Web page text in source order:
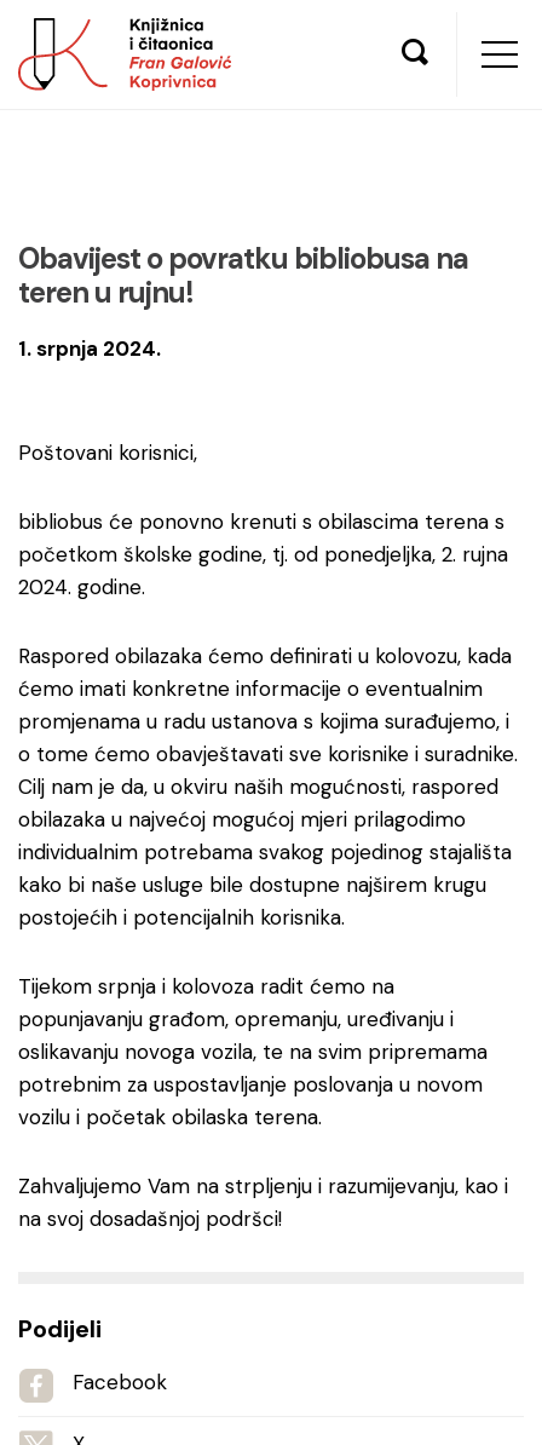
Obavijest o povratku bibliobusa na
teren u rujnu!
1. srpnja 2024.
Poštovani korisnici,
bibliobus će ponovno krenuti s obilascima terena s
početkom školske godine, tj. od ponedjeljka, 2. rujna
2024. godine.
Raspored obilazaka ćemo definirati u kolovozu, kada
ćemo imati konkretne informacije o eventualnim
promjenama u radu ustanova s kojima surađujemo, i
o tome ćemo obavještavati sve korisnike i suradnike.
Cilj nam je da, u okviru naših mogućnosti, raspored
obilazaka u najvećoj mogućoj mjeri prilagodimo
individualnim potrebama svakog pojedinog stajališta
kako bi naše usluge bile dostupne najširem krugu
postojećih i potencijalnih korisnika.
Tijekom srpnja i kolovoza radit ćemo na
popunjavanju građom, opremanju, uređivanju i
oslikavanju novoga vozila, te na svim pripremama
potrebnim za uspostavljanje poslovanja u novom
vozilu i početak obilaska terena.
Zahvaljujemo Vam na strpljenju i razumijevanju, kao i
na svoj dosadašnjoj podršci!
Podijeli
Facebook